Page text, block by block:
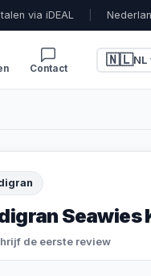
via iDEAL
Contact
🇳🇱NL
de eerste review